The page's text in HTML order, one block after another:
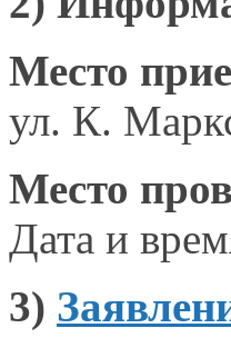
Место
ул. К.
Место
Дата и
3)